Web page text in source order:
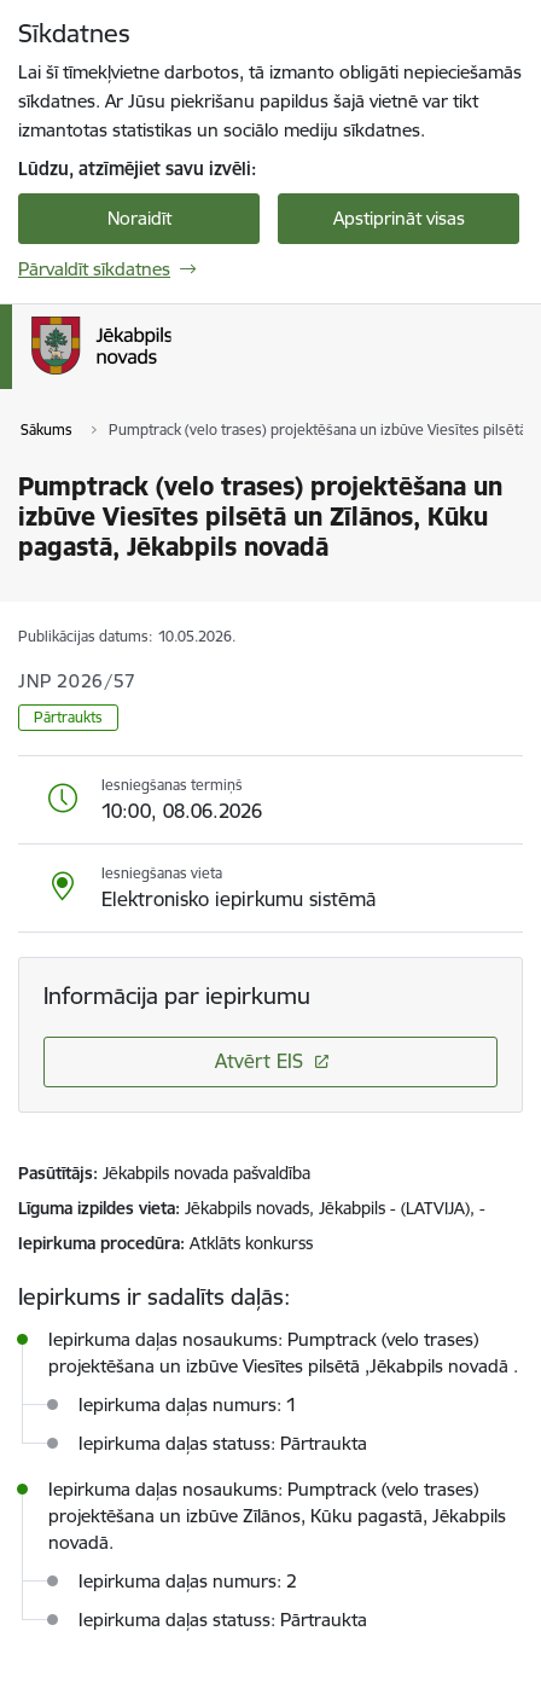
Sīkdatnes
Lai šī tīmekļvietne darbotos, tā izmanto obligāti nepieciešamās
sīkdatnes. Ar Jūsu piekrišanu papildus šajā vietnē var tikt
izmantotas statistikas un sociālo mediju sīkdatnes.
Lūdzu, atzīmējiet savu izvēli:
Noraidīt Apstiprināt visas
Pārvaldīt sīkdatnes
Sākums Pumptrack (velo trases) projektēšana un izbūve Viesītes pilsētā
Pumptrack (velo trases) projektēšana un
izbūve Viesītes pilsētā un Zīlānos, Kūku
pagastā, Jēkabpils novadā
Publikācijas datums: 10.05.2026.
JNP 2026/57
Pārtraukts
Iesniegšanas termiņš
10:00, 08.06.2026
Iesniegšanas vieta
Elektronisko iepirkumu sistēmā
Informācija par iepirkumu
Atvērt EIS
Pasūtītājs Jēkabpils novada pašvaldība
Līguma izpildes vieta Jēkabpils novads, Jēkabpils - (LATVIJA), -
Iepirkuma procedūra Atklāts konkurss
Iepirkums ir sadalīts daļās:
Iepirkuma daļas nosaukums: Pumptrack (velo trases)
projektēšana un izbūve Viesītes pilsētā ,Jēkabpils novadā .
Iepirkuma daļas numurs: 1
Iepirkuma daļas statuss: Pārtraukta
Iepirkuma daļas nosaukums: Pumptrack (velo trases)
projektēšana un izbūve Zīlānos, Kūku pagastā, Jēkabpils
novadā.
Iepirkuma daļas numurs: 2
Iepirkuma daļas statuss: Pārtraukta